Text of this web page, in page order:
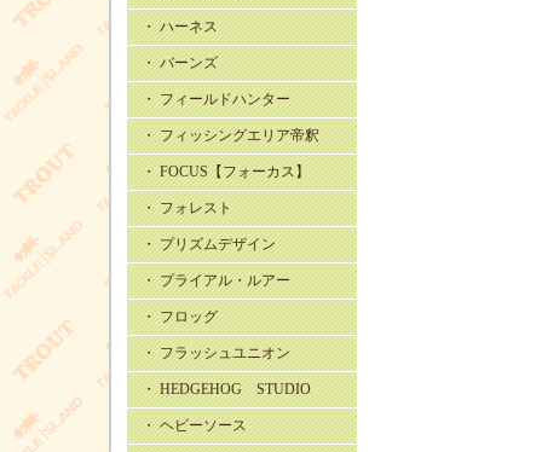
・ ハーネス
・ バーンズ
・ フィールドハンター
・ フィッシングエリア帝釈
・ FOCUS【フォーカス】
・ フォレスト
・ プリズムデザイン
・ プライアル・ルアー
・ フロッグ
・ フラッシュユニオン
・ HEDGEHOG STUDIO
・ ヘビーソース